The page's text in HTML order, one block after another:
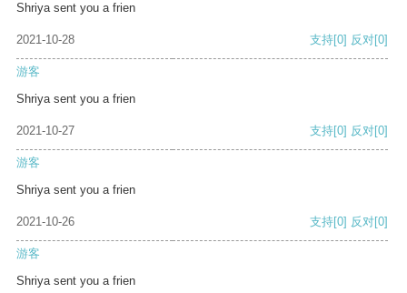
Shriya sent you a frien
2021-10-28 支持[0] 反对[0]
游客
Shriya sent you a frien
2021-10-27 支持[0] 反对[0]
游客
Shriya sent you a frien
2021-10-26 支持[0] 反对[0]
游客
Shriya sent you a frien